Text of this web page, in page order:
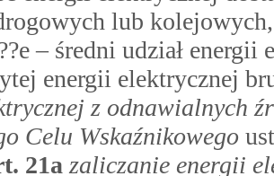
lub
– średni udział
energii elektrycznej
z odnawialnych
Celu Wskaźnikowego
21a zaliczanie energii